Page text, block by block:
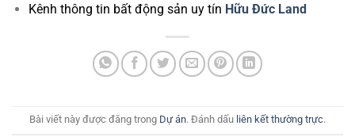
Kênh thông tin bất động sản uy tín Hữu Đức Land
Bài viết này được đăng trong Dự án. Đánh dấu liên kết thường trực.